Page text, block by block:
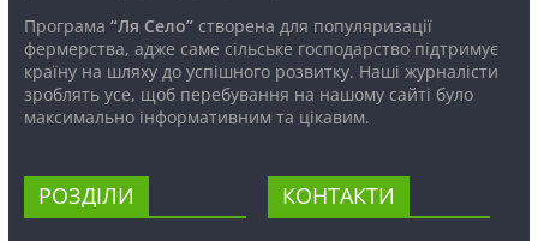
Програма “Ля Село”створена для популяризації
фермерства, адже саме сільське господарство підтримує
країну на шляху до успішного розвитку. Наші журналісти
зроблять усе, щоб перебування на нашому сайті було
максимально інформативним та цікавим.
РОЗДІЛИ КОНТАКТИ